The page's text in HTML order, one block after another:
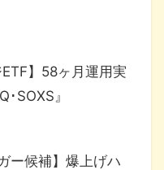
】58ヶ月運用実
SOXS』
ー候補】爆上げハ